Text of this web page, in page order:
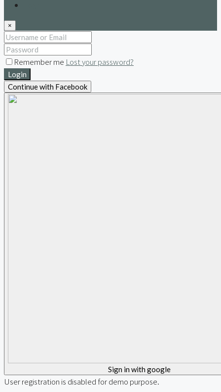
×
Remember me Lost your password?
Login
Continue with Facebook
Sign in with google
User registration is disabled for demo purpose.